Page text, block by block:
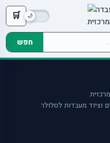
🛒
חפש
וציוד מעבדות לסלולר.